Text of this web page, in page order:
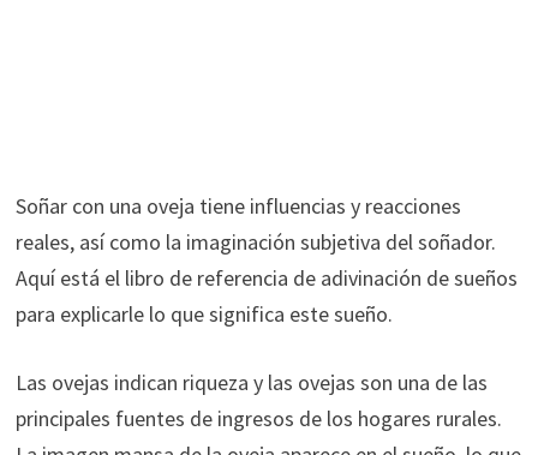
Soñar con una oveja tiene influencias y reacciones
reales, así como la imaginación subjetiva del soñador.
Aquí está el libro de referencia de adivinación de sueños
para explicarle lo que significa este sueño.
Las ovejas indican riqueza y las ovejas son una de las
principales fuentes de ingresos de los hogares rurales.